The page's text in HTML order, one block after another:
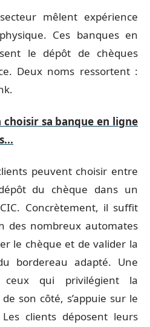
mêlent expérience
Ces banques en
le dépôt de chèques
Deux noms ressortent :
choisir sa banque en ligne
peuvent choisir entre
du chèque dans un
Concrètement, il suffit
des nombreux automates
le chèque et de valider la
bordereau adapté. Une
qui privilégient la
son côté, s’appuie sur le
clients déposent leurs